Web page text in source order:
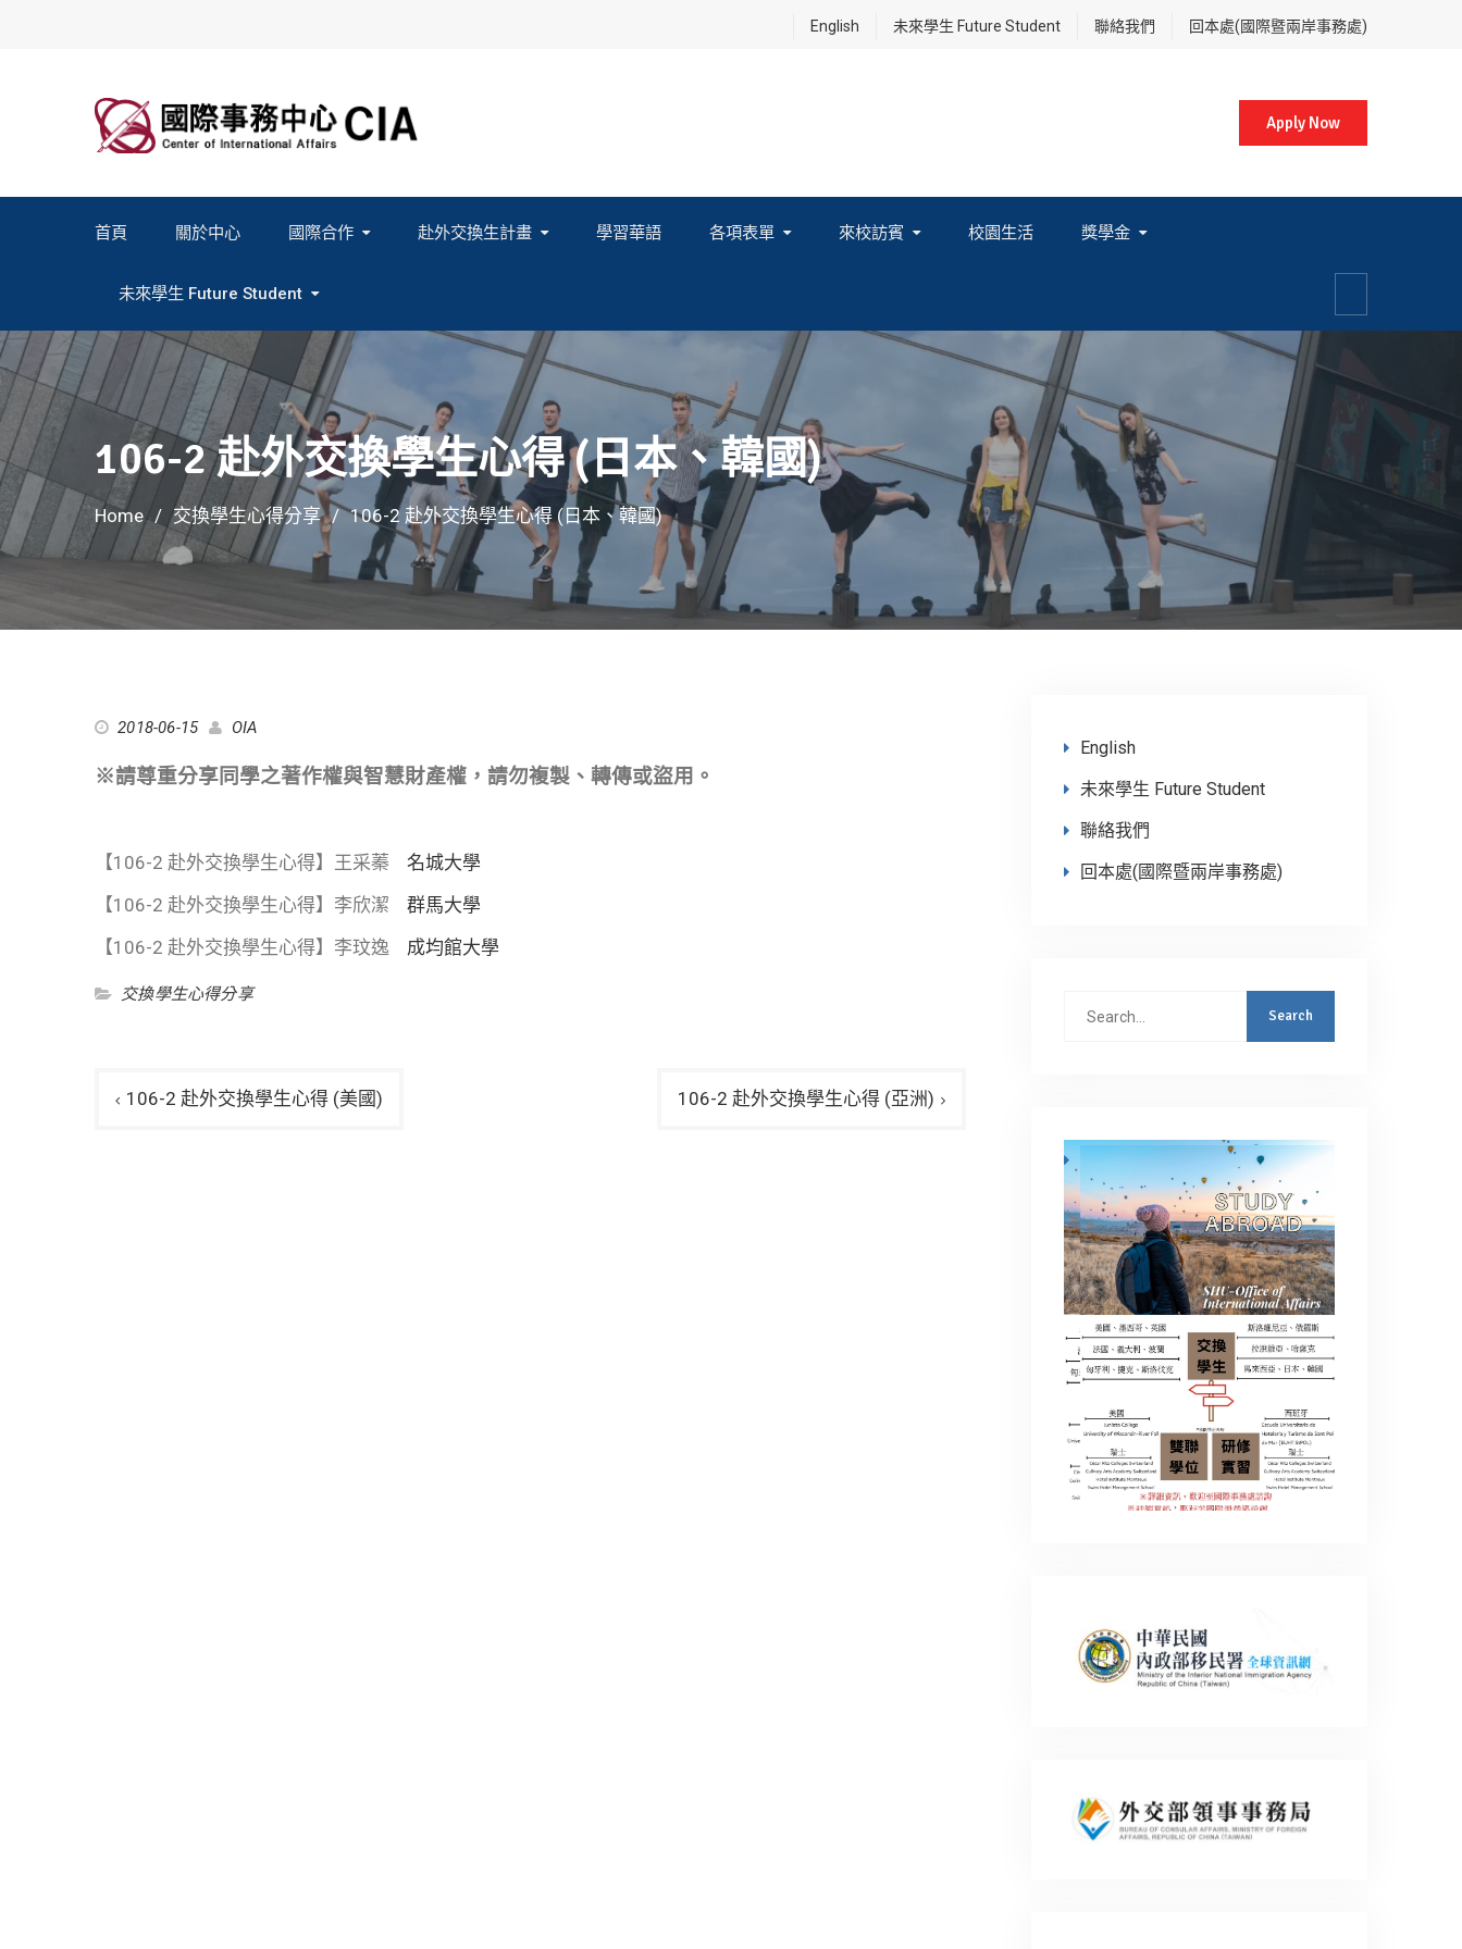
English 未來學生 Future Student 聯絡我們 回本處(國際暨兩岸事務處)
Apply Now
首頁 關於中心 國際合作 赴外交換生計畫 學習華語 各項表單 來校訪賓 校園生活 獎學金
未來學生 Future Student
106-2 赴外交換學生心得 (日本、韓國)
Home 交換學生心得分享 106-2 赴外交換學生心得 (日本、韓國)
2018-06-15 OIA
※請尊重分享同學之著作權與智慧財產權，請勿複製、轉傳或盜用。
【106-2 赴外交換學生心得】王采蓁 名城大學
【106-2 赴外交換學生心得】李欣潔 群馬大學
【106-2 赴外交換學生心得】李玟逸 成均館大學
交換學生心得分享
106-2 赴外交換學生心得 (美國) 106-2 赴外交換學生心得 (亞洲)
English
未來學生 Future Student
聯絡我們
回本處(國際暨兩岸事務處)
Search